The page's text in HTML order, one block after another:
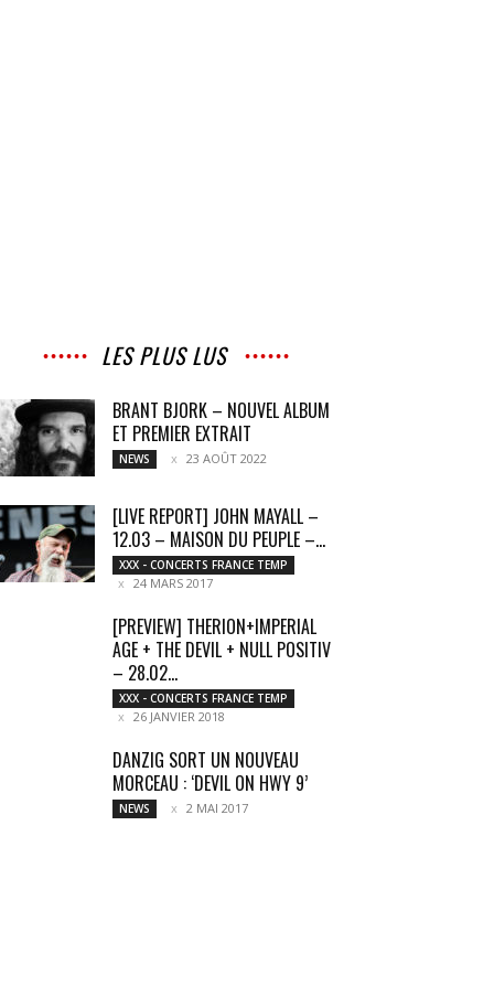
LES PLUS LUS
BRANT BJORK – NOUVEL ALBUM
ET PREMIER EXTRAIT
NEWS 23 AOÛT 2022
[LIVE REPORT] JOHN MAYALL –
12.03 – MAISON DU PEUPLE –...
XXX - CONCERTS FRANCE TEMP
24 MARS 2017
[PREVIEW] THERION+IMPERIAL
AGE + THE DEVIL + NULL POSITIV
– 28.02...
XXX - CONCERTS FRANCE TEMP
26 JANVIER 2018
DANZIG SORT UN NOUVEAU
MORCEAU : ‘DEVIL ON HWY 9’
NEWS 2 MAI 2017